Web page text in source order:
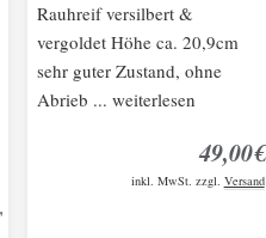
Rauhreif versilbert &
vergoldet Höhe ca. 20,9cm
sehr guter Zustand, ohne
Abrieb ... weiterlesen
49,00€
inkl. MwSt. zzgl. Versand